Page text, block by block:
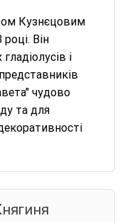
Кузнєцовим
Він
і
чудово
та для